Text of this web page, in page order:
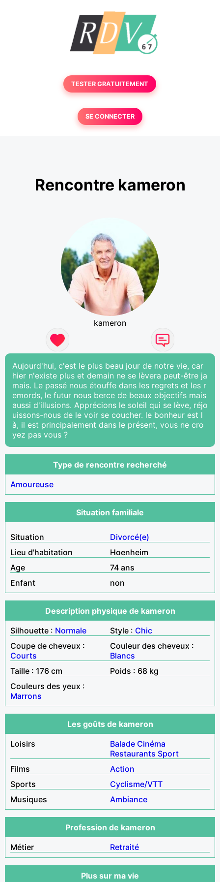
TESTER GRATUITEMENT
SE CONNECTER
Rencontre kameron
kameron
Aujourd'hui, c'est le plus beau jour de notre vie, car
hier n'existe plus et demain ne se lèvera peut-être ja
mais. Le passé nous étouffe dans les regrets et les r
emords, le futur nous berce de beaux objectifs mais
aussi d'illusions. Apprécions le soleil qui se lève, réjo
uissons-nous de le voir se coucher. le bonheur est l
à, il est principalement dans le présent, vous ne cro
yez pas vous ?
Type de rencontre recherché
Amoureuse
Situation familiale
Situation
Divorcé(e)
Lieu d'habitation
Hoenheim
Age
74 ans
Enfant
non
Description physique de kameron
Silhouette : Normale Style : Chic
Coupe de cheveux :
Courts
Couleur des cheveux :
Blancs
Taille : 176 cm
Poids : 68 kg
Couleurs des yeux :
Marrons
Les goûts de kameron
Loisirs
Balade Cinéma
Restaurants Sport
Films
Action
Sports
Cyclisme/VTT
Musiques
Ambiance
Profession de kameron
Métier
Retraité
Plus sur ma vie